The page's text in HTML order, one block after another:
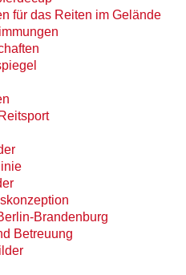
für das Reiten im Gelände
Brandenburg
Betreuung